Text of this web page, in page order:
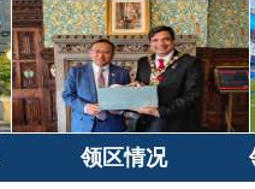
领区情况